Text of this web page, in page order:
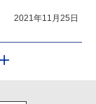
2021年11月25日